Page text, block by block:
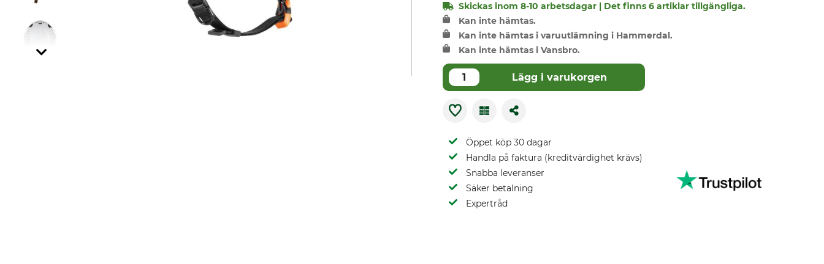
Skickas inom 8-10 arbetsdagar | Det finns 6 artiklar tillgängliga.
Kan inte hämtas.
Kan inte hämtas i varuutlämning i Hammerdal.
Kan inte hämtas i Vansbro.
Lägg i varukorgen
Öppet köp 30 dagar
Handla på faktura (kreditvärdighet krävs)
Snabba leveranser
Säker betalning
Expertråd